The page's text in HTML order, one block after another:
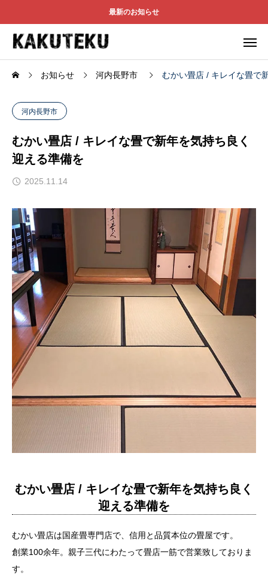
最新のお知らせ
お知らせ 河内長野市 むかい畳店 / キレイな畳で
河内長野市
むかい畳店 / キレイな畳で新年を気持ち良く
迎える準備を
2025.11.14
むかい畳店 / キレイな畳で新年を気持ち良く
迎える準備を
むかい畳店は国産畳専門店で、信用と品質本位の畳屋です。
創業100余年。親子三代にわたって畳店一筋で営業致しておりま
す。